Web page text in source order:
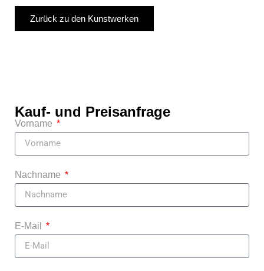
Zurück zu den Kunstwerken
Kauf- und Preisanfrage
Vorname
Nachname
E-Mail